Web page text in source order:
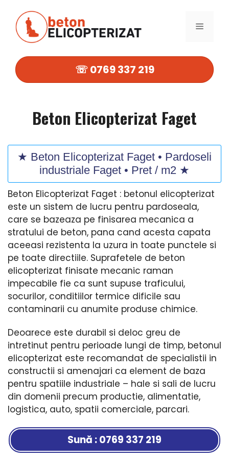
conținut
MENIU
☏ 0769 337 219
Beton Elicopterizat Faget
★ Beton Elicopterizat Faget • Pardoseli
industriale Faget • Pret / m2 ★
Beton Elicopterizat Faget : betonul elicopterizat
este un sistem de lucru pentru pardoseala,
care se bazeaza pe finisarea mecanica a
stratului de beton, pana cand acesta capata
aceeasi rezistenta la uzura in toate punctele si
pe toate directiile. Suprafetele de beton
elicopterizat finisate mecanic raman
impecabile fie ca sunt supuse traficului,
socurilor, conditiilor termice dificile sau
contaminarii cu anumite produse chimice.
Deoarece este durabil si deloc greu de
intretinut pentru perioade lungi de timp, betonul
elicopterizat este recomandat de specialistii in
constructii si amenajari ca element de baza
pentru spatiile industriale – hale si sali de lucru
din domenii precum productie, alimentatie,
logistica, auto, spatii comerciale, parcari.
Sună : 0769 337 219